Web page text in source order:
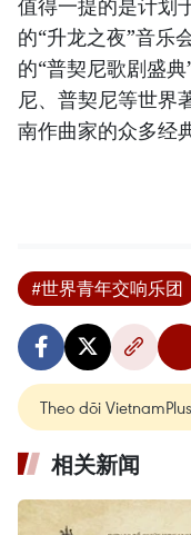
值得一提的是计划
的“升龙之夜”音乐
的“普契尼歌剧盛
尼、普契尼等世界
南作曲家的众多经
#世界青年交响乐团
Theo dõi VietnamPlus
相关新闻